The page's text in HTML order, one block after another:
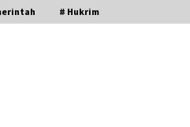
# Hukrim